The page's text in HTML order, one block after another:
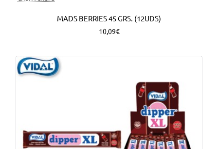
MADS BERRIES 45 GRS. (12UDS)
10,09€